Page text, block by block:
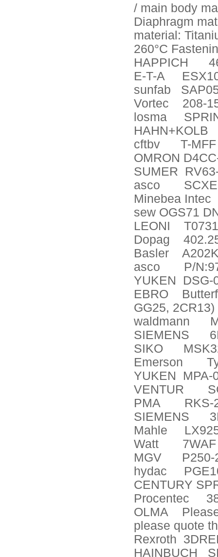
/ main body
Diaphragm
material:
260°C
HAPPICH
E-T-A
sunfab
Vortec
208-
losma
HAHN+KOLB
cftbv
T-
OMRON
SUMER
asco
Minebea Intec
sew OGS71
LEONI
Dopag
Basler
asco
P/
YUKEN
DSG-
EBRO
GG25, 2CR13)
waldmann
SIEMENS
SIKO
Emerson
YUKEN
MPA-
VENTUR
PMA
RKS-
SIEMENS
Mahle
Watt
MGV
hydac
CENTURY
Procentec
OLMA
please quote
Rexroth
HAINBUCH